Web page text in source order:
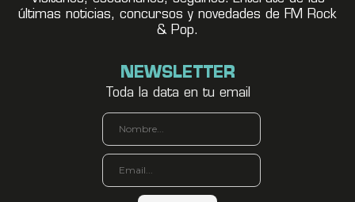
últimas noticias, concursos y novedades de FM Rock
& Pop.
NEWSLETTER
Toda la data en tu email